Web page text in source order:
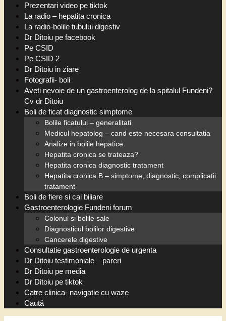
Prezentari video pe tiktok
La radio – hepatita cronica
La radio-bolile tubului digestiv
Dr Ditoiu pe facebook
Pe CSID
Pe CSID 2
Dr Ditoiu in ziare
Fotografii- boli
Aveti nevoie de un gastroenterolog de la spitalul Fundeni?
Cv dr Ditoiu
Boli de ficat diagnostic simptome
Bolile ficatului – generalitati
Medicul hepatolog – cand este necesara consultatia
Analize in bolile hepatice
Hepatita cronica se trateaza?
Hepatita cronica diagnostic tratament
Hepatita cronica B – simptome, diagnostic, complicatii
tratament
Boli de fiere si cai biliare
Gastroenterologie Fundeni forum
Colonul si bolile sale
Diagnosticul bolilor digestive
Cancerele digestive
Consultatie gastroenterologie de urgenta
Dr Ditoiu testimoniale – pareri
Dr Ditoiu pe media
Dr Ditoiu pe tiktok
Catre clinica- navigatie cu waze
Caută